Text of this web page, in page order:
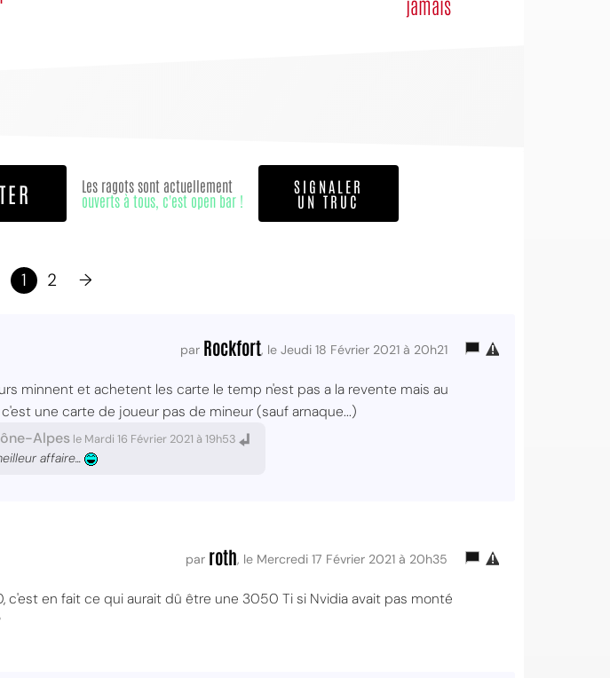
jamais
Les ragots sont actuellement
ouverts à tous, c'est open bar !
SIGNALER
UN TRUC
1 2 →
par Rockfort, le Jeudi 18 Février 2021 à 20h21
minnent et achetent les carte le temp n'est pas a la revente mais au
une carte de joueur pas de mineur (sauf arnaque...)
Alpes le Mardi 16 Février 2021 à 19h53
affaire...
par roth, le Mercredi 17 Février 2021 à 20h35
en fait ce qui aurait dû être une 3050 Ti si Nvidia avait pas monté